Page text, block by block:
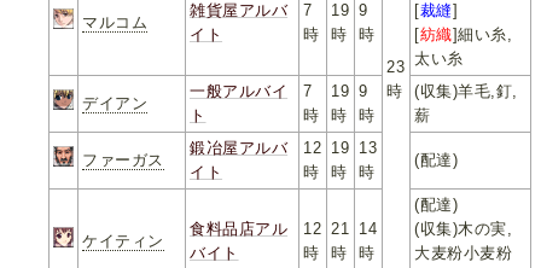
23
時
マルコム
雑貨屋アルバ
イト
7
時
19
時
9
時
[裁縫]
[紡織]細い糸,
太い糸
デイアン
一般アルバイ
ト
7
時
19
時
9
時
(収集)羊毛,釘,
薪
ファーガス
鍛冶屋アルバ
イト
12
時
19
時
13
時
(配達)
ケイティン
食料品店アル
バイト
12
時
21
時
14
時
(配達)
(収集)木の実,
大麦粉小麦粉